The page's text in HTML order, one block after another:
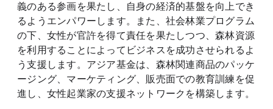
義のある参画を果たし、自身の経済的基盤を向上でき
るようエンパワーします。また、社会林業プログラム
の下、女性が官許を得て責任を果たしつつ、森林資源
を利用することによってビジネスを成功させられるよ
う支援します。アジア基金は、森林関連商品のパッケ
ージング、マーケティング、販売面での教育訓練を促
進し、女性起業家の支援ネットワークを構築します。